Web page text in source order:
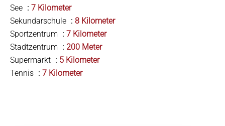
See
7 Kilometer
Sekundarschule
8 Kilometer
Sportzentrum
7 Kilometer
Stadtzentrum
200 Meter
Supermarkt
5 Kilometer
Tennis
7 Kilometer